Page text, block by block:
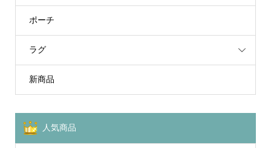
ポーチ
ラグ
新商品
人気商品